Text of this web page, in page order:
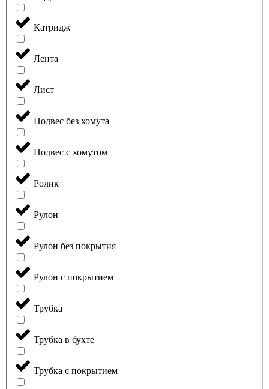
Катридж
Лента
Лист
Подвес без хомута
Подвес с хомутом
Ролик
Рулон
Рулон без покрытия
Рулон с покрытием
Трубка
Трубка в бухте
Трубка с покрытием